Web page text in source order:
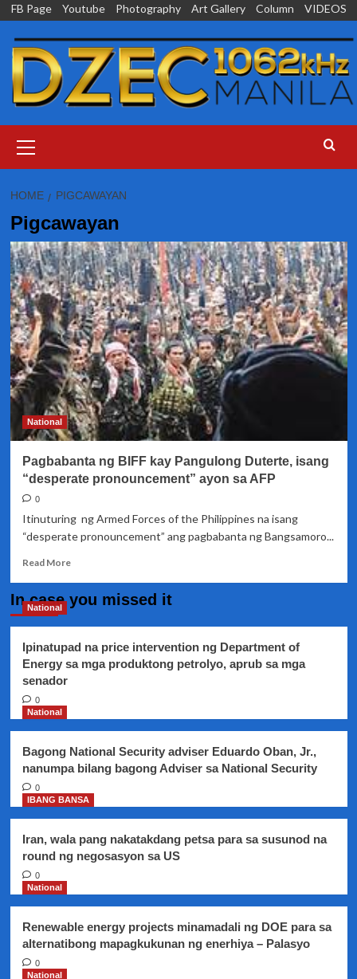
Skip
content
FB Page Youtube Photography Art Gallery Column VIDEOS
Menu
HOME PIGCAWAYAN
Pigcawayan
National
Pagbabanta ng BIFF kay Pangulong Duterte, isang
“desperate pronouncement” ayon sa AFP
0
Itinuturing ng Armed Forces of the Philippines na isang
“desperate pronouncement” ang pagbabanta ng Bangsamoro...
Read MoreRead
Pagbabanta
kay
Pangulong
sa
AFP
In case you missed it
National
Ipinatupad na price intervention ng Department of
Energy sa mga produktong petrolyo, aprub sa mga
senador
0
National
Bagong National Security adviser Eduardo Oban, Jr.,
nanumpa bilang bagong Adviser sa National Security
0
IBANG BANSA
Iran, wala pang nakatakdang petsa para sa susunod na
round ng negosasyon sa US
0
National
Renewable energy projects minamadali ng DOE para sa
alternatibong mapagkukunan ng enerhiya – Palasyo
0
National